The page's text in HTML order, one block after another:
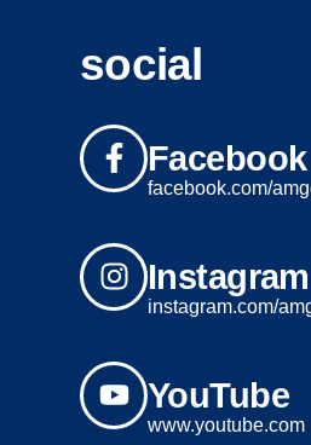
social
Facebook
facebook.com/
Instagram
instagram.com/
YouTube
www.youtube.com